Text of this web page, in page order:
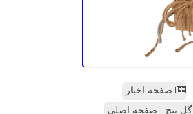
صفحه اخبار
گل پیچ : صفحه اصلی